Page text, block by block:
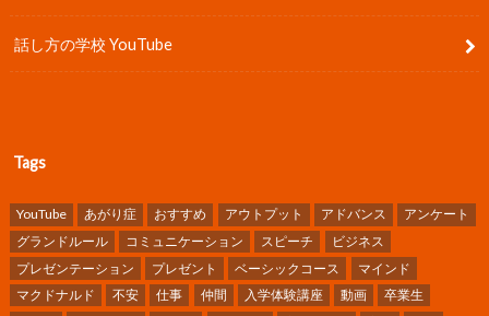
話し方の学校 YouTube
Tags
YouTube あがり症 おすすめ アウトプット アドバンス
アンケート
グランドルール
コミュニケーション スピーチ
ビジネス
プレゼンテーション
プレゼント ベーシックコース
マインド
マクドナルド
不安 仕事 仲間 入学体験講座 動画
卒業生